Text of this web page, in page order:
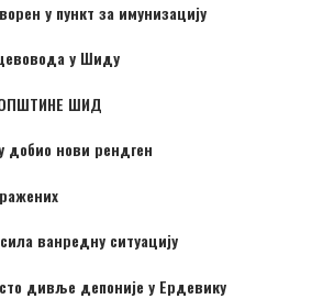
у пункт за имунизацију
у Шиду
ШИД
нови рендген
ванредну ситуацију
дивље депоније у Ердевику